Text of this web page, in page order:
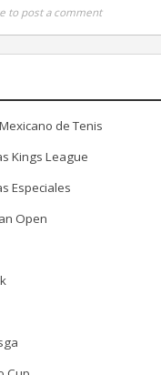
to post a comment
de Tenis
Kings League
Especiales
Open